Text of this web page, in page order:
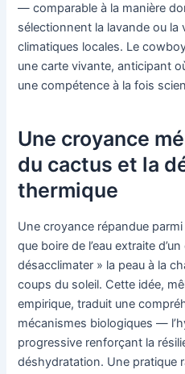
— comparable à la manière
sélectionnent la lavande ou
climatiques locales. Le
une carte vivante, anticipant
une compétence à la fois
Une croyance
du cactus et la
thermique
Une croyance répandue
que boire de l’eau extraite
désacclimater » la peau à la
coups du soleil. Cette idée,
empirique, traduit une
mécanismes biologiques —
progressive renforçant la
déshydratation. Une pratique